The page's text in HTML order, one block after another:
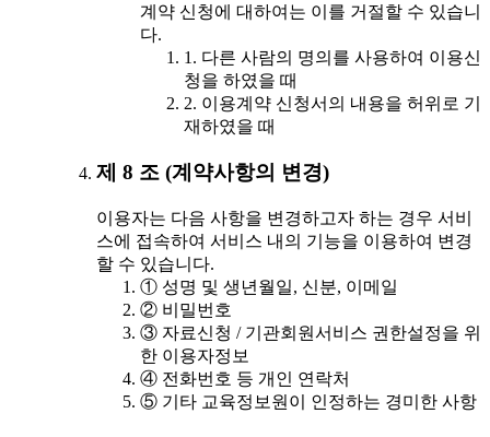
계약 신청에 대하여는 이를 거절할 수 있습니
다.
1. 다른 사람의 명의를 사용하여 이용신
청을 하였을 때
2. 이용계약 신청서의 내용을 허위로 기
재하였을 때
제 8 조 (계약사항의 변경)
이용자는 다음 사항을 변경하고자 하는 경우 서비
스에 접속하여 서비스 내의 기능을 이용하여 변경
할 수 있습니다.
① 성명 및 생년월일, 신분, 이메일
② 비밀번호
③ 자료신청 / 기관회원서비스 권한설정을 위
한 이용자정보
④ 전화번호 등 개인 연락처
⑤ 기타 교육정보원이 인정하는 경미한 사항